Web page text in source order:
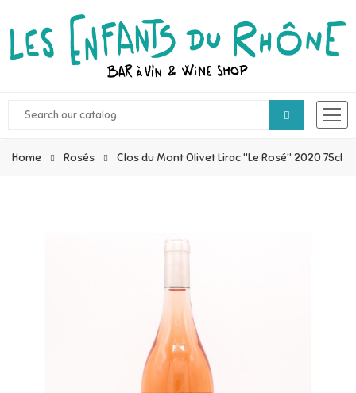
Home Rosés Clos du Mont Olivet Lirac "Le Rosé" 2020 75cl